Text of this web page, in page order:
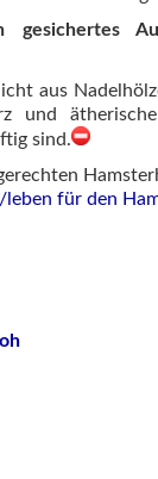
gesichertes
aus
und
sind.
für den